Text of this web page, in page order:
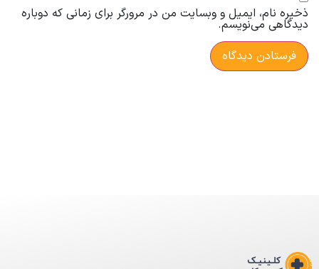
ذخیره نام، ایمیل و وبسایت من در مرورگر برای زمانی که دوباره
دیدگاهی می‌نویسم.